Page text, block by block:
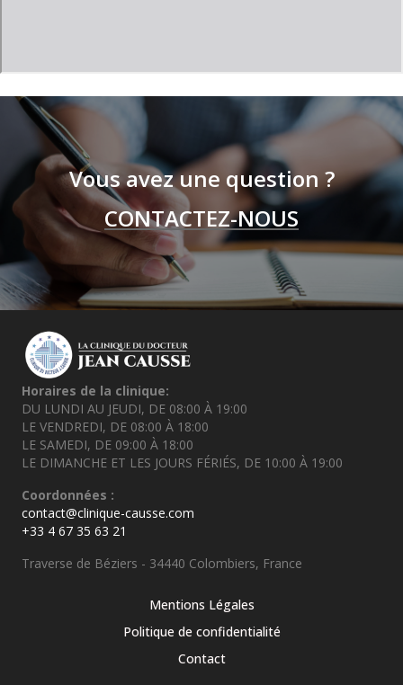
Vous avez une question ?
CONTACTEZ-NOUS
Horaires de la clinique:
DU LUNDI AU JEUDI, DE 08:00 À 19:00
LE VENDREDI, DE 08:00 À 18:00
LE SAMEDI, DE 09:00 À 18:00
LE DIMANCHE ET LES JOURS FÉRIÉS, DE 10:00 À 19:00
Coordonnées :
contact@clinique-causse.com
+33 4 67 35 63 21
Traverse de Béziers - 34440 Colombiers, France
Mentions Légales
Politique de confidentialité
Contact